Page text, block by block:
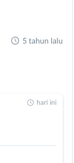
5 tahun lalu
hari ini